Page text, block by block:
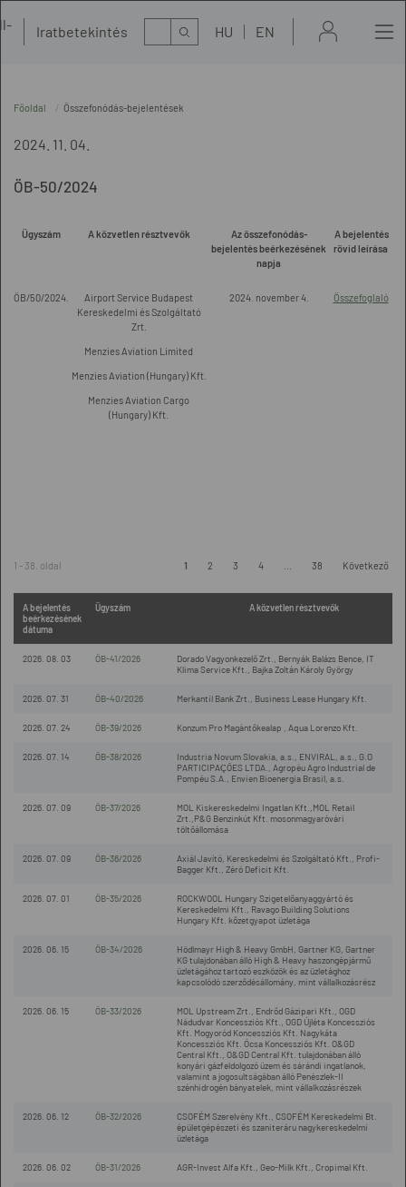
Iratbetekintés Kereső HU EN
Főoldal Összefonódás-bejelentések
2024. 11. 04.
ÖB-50/2024
Ügyszám A közvetlen résztvevők
Az összefonódás-
bejelentés beérkezésének
napja
A bejelentés
rövid leírása
ÖB/50/2024.
Airport Service Budapest
Kereskedelmi és Szolgáltató
Zrt.
Menzies Aviation Limited
Menzies Aviation (Hungary) Kft.
Menzies Aviation Cargo
(Hungary) Kft.
2024. november 4. Összefoglaló
1 - 38. oldal 1 2 3 4 38 Következő
A bejelentés
beérkezésének
dátuma
Ügyszám A közvetlen résztvevők
2026. 08. 03 ÖB-41/2026
Dorado Vagyonkezelő Zrt., Bernyák Balázs Bence, IT
Klima Service Kft., Bajka Zoltán Károly György
2026. 07. 31 ÖB-40/2026 Merkantil Bank Zrt., Business Lease Hungary Kft.
2026. 07. 24 ÖB-39/2026 Konzum Pro Magántőkealap , Aqua Lorenzo Kft.
2026. 07. 14 ÖB-38/2026
Industria Novum Slovakia, a.s., ENVIRAL, a.s., G.O
PARTICIPAÇÕES LTDA., Agropéu Agro Industrial de
Pompéu S.A., Envien Bioenergia Brasil, a.s.
2026. 07. 09 ÖB-37/2026
MOL Kiskereskedelmi Ingatlan Kft.,MOL Retail
Zrt.,P&G Benzinkút Kft. mosonmagyaróvári
töltőállomása
2026. 07. 09 ÖB-36/2026
Axiál Javító, Kereskedelmi és Szolgáltató Kft., Profi-
Bagger Kft., Zéró Deficit Kft.
2026. 07. 01 ÖB-35/2026
ROCKWOOL Hungary Szigetelőanyaggyártó és
Kereskedelmi Kft., Ravago Building Solutions
Hungary Kft. kőzetgyapot üzletága
2026. 06. 15 ÖB-34/2026
Hödlmayr High & Heavy GmbH, Gartner KG, Gartner
KG tulajdonában álló High & Heavy haszongépjármű
üzletágához tartozó eszközök és az üzletághoz
kapcsolódó szerződésállomány, mint vállalkozásrész
2026. 06. 15 ÖB-33/2026
MOL Upstream Zrt., Endrőd Gázipari Kft., OGD
Nádudvar Koncessziós Kft., OGD Újléta Koncessziós
Kft. Mogyoród Koncessziós Kft. Nagykáta
Koncessziós Kft. Ócsa Koncessziós Kft. O&GD
Central Kft., O&GD Central Kft. tulajdonában álló
konyári gázfeldolgozó üzem és sárándi ingatlanok,
valamint a jogosultságában álló Penészlek-II
szénhidrogén bányatelek, mint vállalkozásrészek
2026. 06. 12 ÖB-32/2026
CSOFÉM Szerelvény Kft., CSOFÉM Kereskedelmi Bt.
épületgépészeti és szaniteráru nagykereskedelmi
üzletága
2026. 06. 02 ÖB-31/2026 AGR-Invest Alfa Kft., Geo-Milk Kft., Cropimal Kft.